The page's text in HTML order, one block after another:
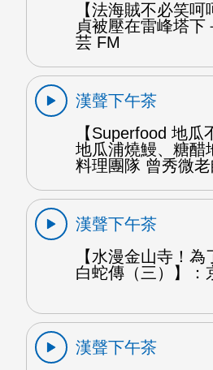
【法海賊不必笑
貞被壓在雷峰塔
芸 FM
漢聲下午茶
【Superfood 地
地瓜浦燒鰻、糖醋
料理團隊 曾秀微
漢聲下午茶
【水漫金山寺！
白蛇傳（三）】：
漢聲下午茶